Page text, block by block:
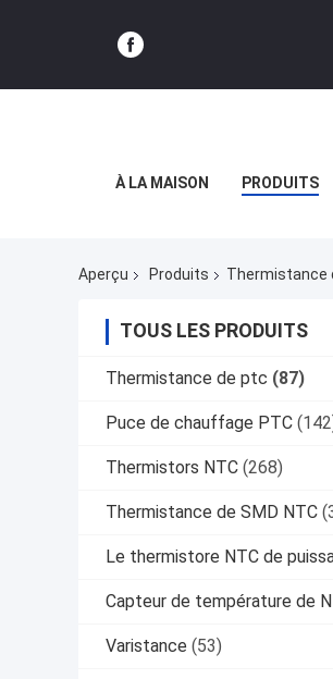
À LA MAISON PRODUITS
Aperçu Produits Thermistance
TOUS LES PRODUITS
Thermistance de ptc (87)
Puce de chauffage PTC
Thermistors NTC (268)
Thermistance de SMD NTC
Le thermistore NTC de
Capteur de température de
Varistance (53)